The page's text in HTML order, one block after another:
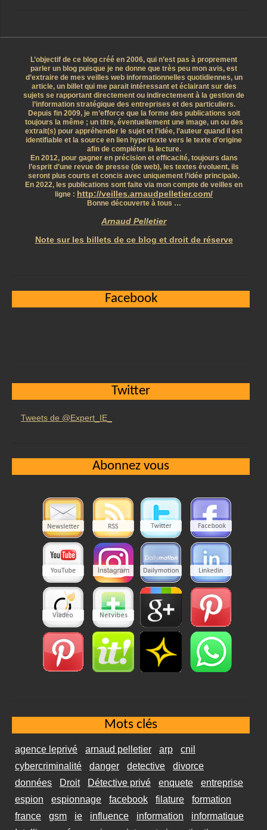
L’objectif de ce blog créé en 2006, qui n’est pas à proprement
parler un blog puisque je ne donne que très peu mon avis, est
d’extraire de mes veilles web informationnelles quotidiennes, un
article, un billet qui me parait intéressant et éclairant sur des
sujets se rapportant directement ou indirectement à la gestion de
l’information stratégique des entreprises et des particuliers.
Depuis fin 2009, je m’efforce que la forme des publications soit
toujours la même ; un titre, éventuellement une image, un ou des
extrait(s) pour appréhender le sujet et l’idée, l’auteur quand il est
identifiable et la source en lien hypertexte vers le texte d’origine
afin de compléter la lecture.
En 2012, pour gagner en précision et efficacité, toujours dans
l’esprit d’une revue de presse (de web), les textes évoluent, ils
seront plus courts et concis avec uniquement l’idée principale.
En 2022, les publications sont faite via mon compte de veilles en
ligne : http://veilles.arnaudpelletier.com/
Bonne découverte à tous …
Arnaud Pelletier
Note sur les billets de ce blog et droit de réserve
Facebook
Twitter
Tweets de @Expert_IE_
Abonnez vous
Mots clés
agence leprivé arnaud pelletier arp
cnil
cybercriminalité
danger detective
divorce
données
Droit Détective privé enquete
entreprise
espion
espionnage facebook filature
formation
france
gsm ie influence information
informatique